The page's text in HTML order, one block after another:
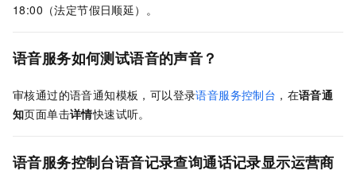
18:00（法定节假日顺延）。
语音服务如何测试语音的声音？
审核通过的语音通知模板，可以登录语音服务控制台 ，在语音通
知页面单击详情快速试听。
语音服务控制台语音记录查询通话记录显示运营商